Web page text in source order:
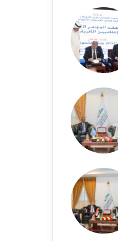
وزيرة الخارجية الفلسطينية تبحث مع نظيرها المصري مستجدات الأوضاع وتعزيز التنسيق المشترك